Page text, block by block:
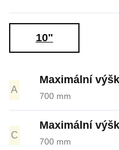
10"
A
Maximální
700 mm
C
Maximální
700 mm